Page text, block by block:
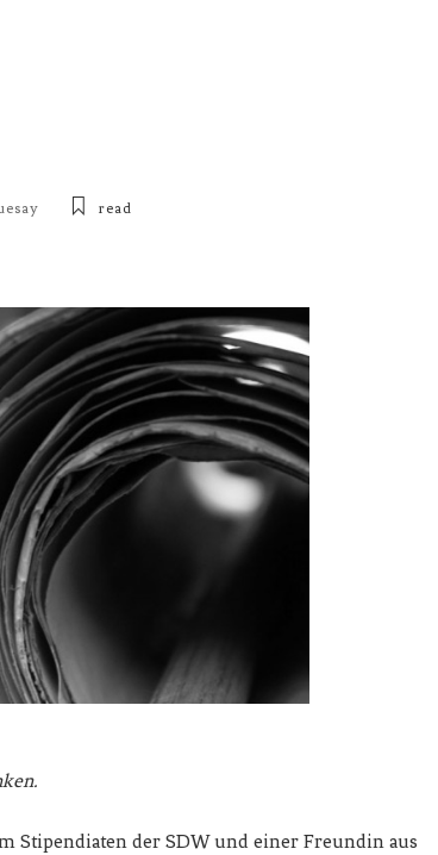
read
Stipendiaten der SDW und einer Freundin aus